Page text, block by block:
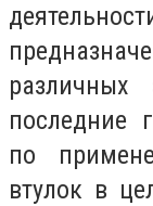
различных
последние
по
втулок в